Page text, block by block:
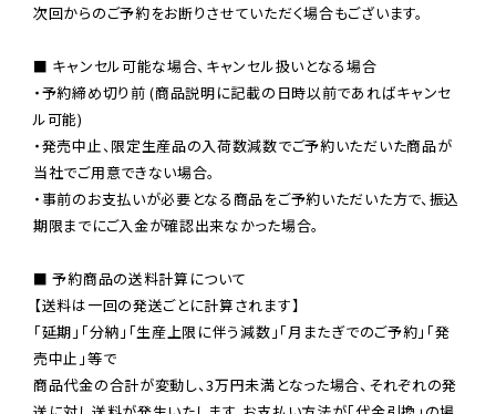
次回からのご予約をお断りさせていただく場合もございます。
■ キャンセル可能な場合、キャンセル扱いとなる場合
・予約締め切り前 (商品説明に記載の日時以前であればキャンセ
ル可能)
・発売中止、限定生産品の入荷数減数でご予約いただいた商品が
当社でご用意できない場合。
・事前のお支払いが必要となる商品をご予約いただいた方で、振込
期限までにご入金が確認出来なかった場合。
■ 予約商品の送料計算について
【送料は一回の発送ごとに計算されます】
「延期」「分納」「生産上限に伴う減数」「月またぎでのご予約」「発
売中止」等で
商品代金の合計が変動し、3万円未満となった場合、それぞれの発